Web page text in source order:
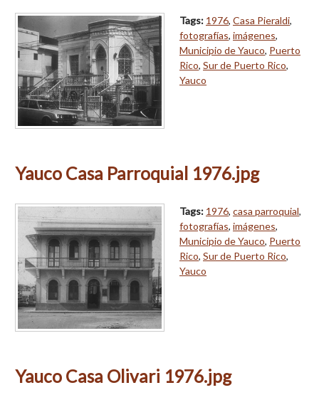
Tags: 1976, Casa Pieraldi,
fotografías, imágenes,
Municipio de Yauco, Puerto
Rico, Sur de Puerto Rico,
Yauco
Yauco Casa Parroquial 1976.jpg
Tags: 1976, casa parroquial,
fotografías, imágenes,
Municipio de Yauco, Puerto
Rico, Sur de Puerto Rico,
Yauco
Yauco Casa Olivari 1976.jpg